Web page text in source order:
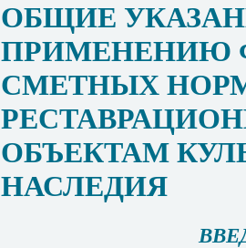
ОБЩИЕ
ПРИМЕНЕНИЮ
СМЕТНЫХ
ОБЪЕКТАМ
НАСЛЕДИЯ